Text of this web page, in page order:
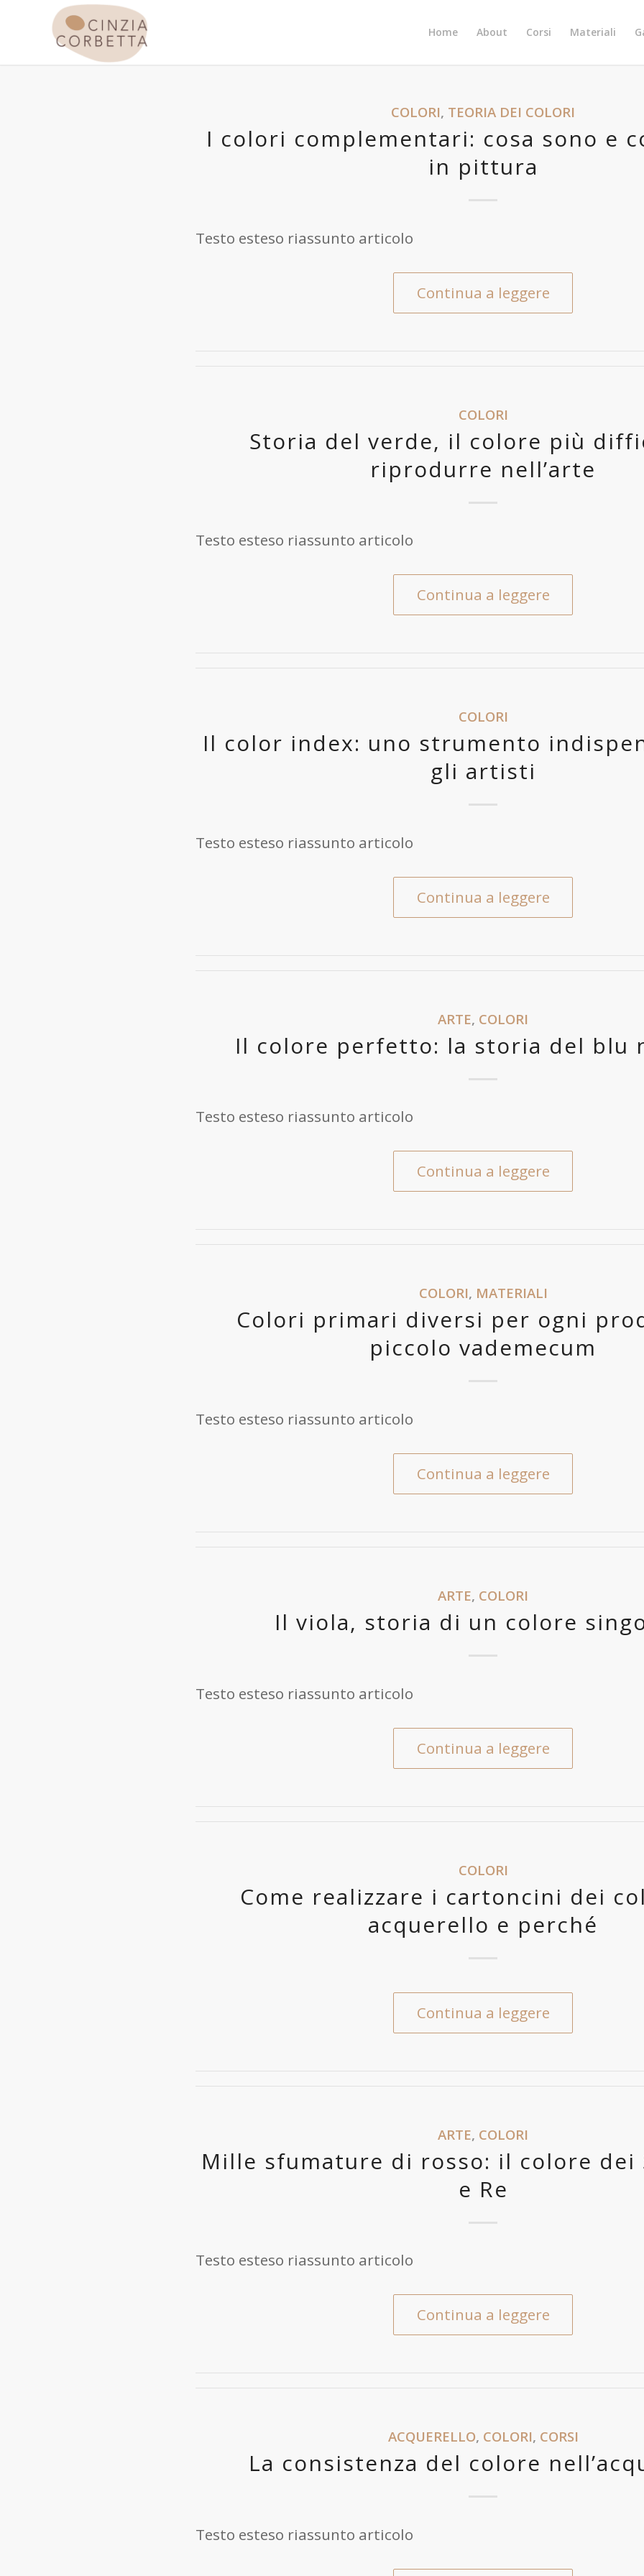
Home About Corsi Materiali
COLORI, TEORIA DEI COLORI
I colori complementari: cosa sono e
in pittura
Testo esteso riassunto articolo
Continua a leggere
COLORI
Storia del verde, il colore più
riprodurre nell’arte
Testo esteso riassunto articolo
Continua a leggere
COLORI
Il color index: uno strumento
gli artisti
Testo esteso riassunto articolo
Continua a leggere
ARTE, COLORI
Il colore perfetto: la storia del blu
Testo esteso riassunto articolo
Continua a leggere
COLORI, MATERIALI
Colori primari diversi per ogni
piccolo vademecum
Testo esteso riassunto articolo
Continua a leggere
ARTE, COLORI
Il viola, storia di un colore
Testo esteso riassunto articolo
Continua a leggere
COLORI
Come realizzare i cartoncini dei
acquerello e perché
Continua a leggere
ARTE, COLORI
Mille sfumature di rosso: il colore dei
e Re
Testo esteso riassunto articolo
Continua a leggere
ACQUERELLO, COLORI, CORSI
La consistenza del colore
Testo esteso riassunto articolo